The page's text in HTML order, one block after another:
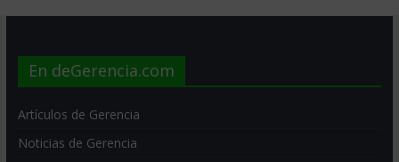
En deGerencia.com
Artículos de Gerencia
Noticias de Gerencia